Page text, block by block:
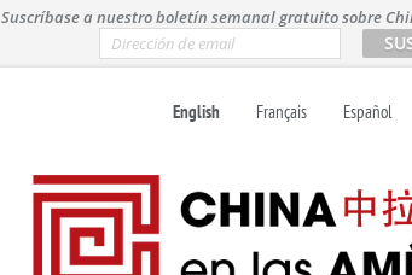
Suscríbase a nuestro boletín semanal gratuito sobre
m
English Français Español